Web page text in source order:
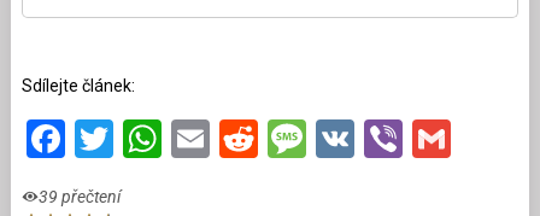
Sdílejte článek:
Facebook
Twitter
WhatsApp
EmailRedditMessage
VKViber
39 přečtení